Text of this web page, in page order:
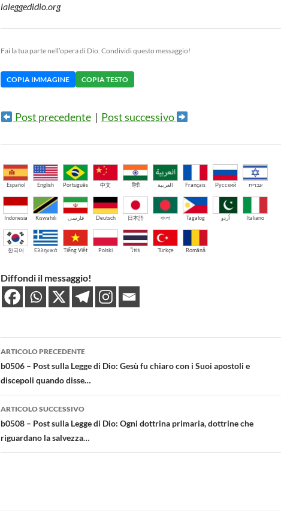
laleggedidio.org
Fai la tua parte nell’opera di Dio. Condividi questo messaggio!
COPIA IMMAGINE COPIA TESTO
Post precedente| Post successivo
Español English Português 中文 हिंदी العربية Français Русский עברית
Indonesia Kiswahili فارسی Deutsch 日本語 বাংলা Tagalog اُردو Italiano
한국어 Ελληνικά Tiếng Việt Polski ไทย Türkçe Română
Diffondi il messaggio!
Navigazione
articolo
ARTICOLO PRECEDENTE
b0506 – Post sulla Legge di Dio: Gesù fu chiaro con i Suoi apostoli e
discepoli quando disse…
ARTICOLO SUCCESSIVO
b0508 – Post sulla Legge di Dio: Ogni dottrina primaria, dottrine che
riguardano la salvezza…